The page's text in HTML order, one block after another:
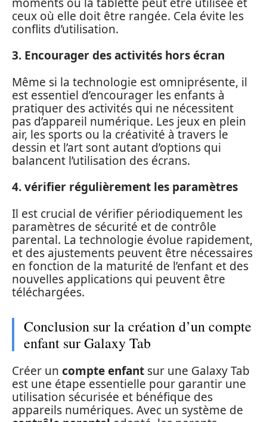
ceux où elle doit être rangée. Cela évite les
conflits d’utilisation.
3. Encourager des activités hors écran
Même si la technologie est omniprésente, il
est essentiel d’encourager les enfants à
pratiquer des activités qui ne nécessitent
pas d’appareil numérique. Les jeux en plein
air, les sports ou la créativité à travers le
dessin et l’art sont autant d’options qui
balancent l’utilisation des écrans.
4. vérifier régulièrement les paramètres
Il est crucial de vérifier périodiquement les
paramètres de sécurité et de contrôle
parental. La technologie évolue rapidement,
et des ajustements peuvent être nécessaires
en fonction de la maturité de l’enfant et des
nouvelles applications qui peuvent être
téléchargées.
Conclusion sur la création d’un compte
enfant sur Galaxy Tab
Créer un compte enfant sur une Galaxy Tab
est une étape essentielle pour garantir une
utilisation sécurisée et bénéfique des
appareils numériques. Avec un système de